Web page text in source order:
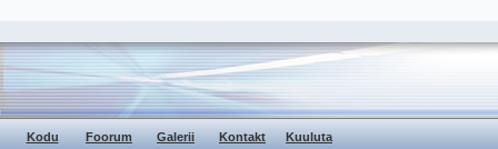
Kodu Foorum Galerii Kontakt Kuuluta